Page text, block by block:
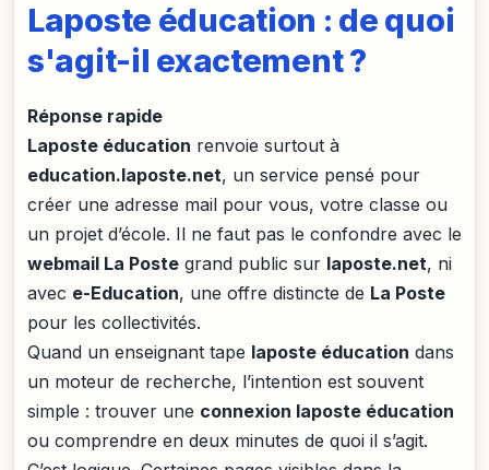
Laposte éducation : de quoi
s'agit-il exactement ?
Réponse rapide
Laposte éducation renvoie surtout à
education.laposte.net, un service pensé pour
créer une adresse mail pour vous, votre classe ou
un projet d’école. Il ne faut pas le confondre avec le
webmail La Poste grand public sur laposte.net, ni
avec e-Education, une offre distincte de La Poste
pour les collectivités.
Quand un enseignant tape laposte éducation dans
un moteur de recherche, l’intention est souvent
simple : trouver une connexion laposte éducation
ou comprendre en deux minutes de quoi il s’agit.